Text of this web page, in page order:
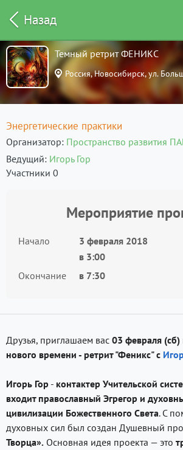
Назад
Темный ретрит ФЕНИКС
Россия, Новосибирск, ул.
Энергетические практики
Организатор Пространство развития
Ведущий Игорь Гор
Участники 0
Мероприятие
Начало
3 февраля 2018
в 3:00
Окончание
в 7:30
Друзья, приглашаем вас 03 февраля (сб)
нового времени - ретрит "Феникс" с
Игорь Гор - контактер Учительской
входит православный Эгрегор и
цивилизации Божественного Света. С
духовных сил был создан Душевный
Творца». Основная идея проекта — это